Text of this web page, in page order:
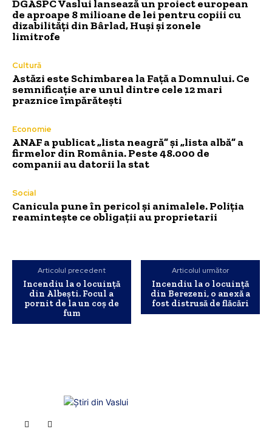
DGASPC Vaslui lansează un proiect european
de aproape 8 milioane de lei pentru copiii cu
dizabilități din Bârlad, Huși și zonele
limitrofe
Cultură
Astăzi este Schimbarea la Față a Domnului. Ce
semnificație are unul dintre cele 12 mari
praznice împărătești
Economie
ANAF a publicat „lista neagră” și „lista albă” a
firmelor din România. Peste 48.000 de
companii au datorii la stat
Social
Canicula pune în pericol și animalele. Poliția
reamintește ce obligații au proprietarii
Articolul precedent
Incendiu la o locuință
din Albești. Focul a
pornit de la un coș de
fum
Articolul următor
Incendiu la o locuință
din Berezeni, o anexă a
fost distrusă de flăcări